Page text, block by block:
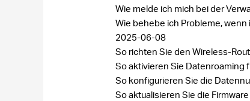
Wie melde ich mich bei der
Wie behebe ich Probleme,
2025-06-08
So richten Sie den Wireless-
So aktivieren Sie Datenroaming
So konfigurieren Sie die
So aktualisieren Sie die